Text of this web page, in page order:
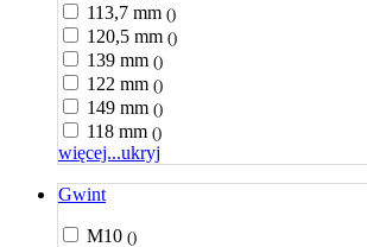
113,7 mm ()
120,5 mm ()
139 mm ()
122 mm ()
149 mm ()
118 mm ()
więcej...ukryj
Gwint
M10 ()